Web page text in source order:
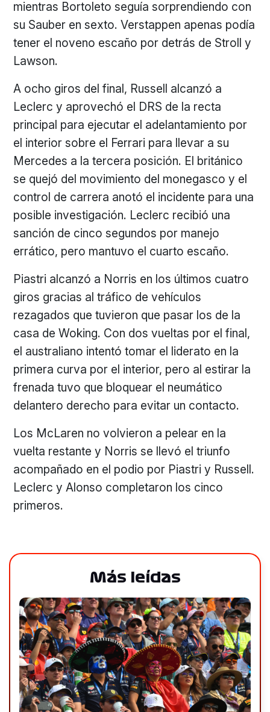
mientras Bortoleto seguía sorprendiendo con
su Sauber en sexto. Verstappen apenas podía
tener el noveno escaño por detrás de Stroll y
Lawson.
A ocho giros del final, Russell alcanzó a
Leclerc y aprovechó el DRS de la recta
principal para ejecutar el adelantamiento por
el interior sobre el Ferrari para llevar a su
Mercedes a la tercera posición. El británico
se quejó del movimiento del monegasco y el
control de carrera anotó el incidente para una
posible investigación. Leclerc recibió una
sanción de cinco segundos por manejo
errático, pero mantuvo el cuarto escaño.
Piastri alcanzó a Norris en los últimos cuatro
giros gracias al tráfico de vehículos
rezagados que tuvieron que pasar los de la
casa de Woking. Con dos vueltas por el final,
el australiano intentó tomar el liderato en la
primera curva por el interior, pero al estirar la
frenada tuvo que bloquear el neumático
delantero derecho para evitar un contacto.
Los McLaren no volvieron a pelear en la
vuelta restante y Norris se llevó el triunfo
acompañado en el podio por Piastri y Russell.
Leclerc y Alonso completaron los cinco
primeros.
Más leídas